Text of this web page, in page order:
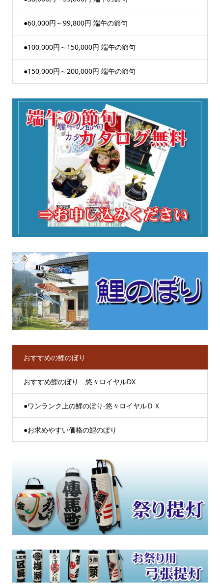
●60,000円～99,800円 端午の節句
●100,000円～150,000円 端午の節句
●150,000円～200,000円 端午の節句
おすすめの鯉のぼり
おすすめ鯉のぼり 悠々ロイヤルDX
●ワンランク上の鯉のぼり-悠々ロイヤルＤＸ
●お求めやすい価格の鯉のぼり